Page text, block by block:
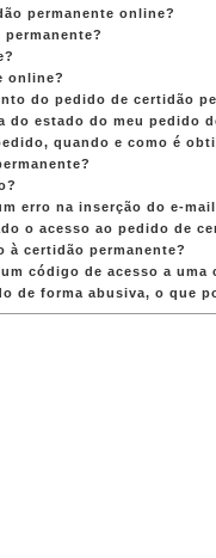
permanente online?
online?
do pedido de certidão
do estado do meu pedido
quando e como é
erro na inserção do e-
o acesso ao pedido de
à certidão permanente?
código de acesso a
de forma abusiva, o que